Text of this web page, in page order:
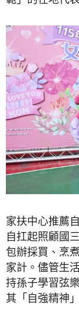
家扶中心推薦
自扛起照顧國
包辦採買、烹
家計。儘管生
持孫子學習弦
其「自強精神